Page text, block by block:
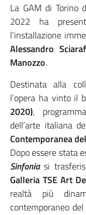
La GAM di Torino
2022 ha
l’installazione
Alessandro
Manozzo.
Destinata alla
l’opera ha vinto il
2020),
dell’arte italiana
Contemporanea
Dopo essere stata
Sinfonia si
Galleria TSE Art
realtà più
contemporaneo